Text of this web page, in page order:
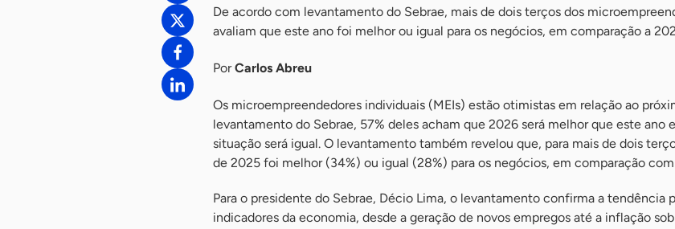
De acordo com levantamento do Sebrae, mais de dois terços dos
avaliam que este ano foi melhor ou igual para os negócios, em comparação a
PorCarlos Abreu
Os microempreendedores individuais (MEIs) estão otimistas em relação ao
levantamento do Sebrae, 57% deles acham que 2026 será melhor que este ano
situação será igual. O levantamento também revelou que, para mais de dois
de 2025 foi melhor (34%) ou igual (28%) para os negócios, em comparação
Para o presidente do Sebrae, Décio Lima, o levantamento confirma a tendência
indicadores da economia, desde a geração de novos empregos até a inflação